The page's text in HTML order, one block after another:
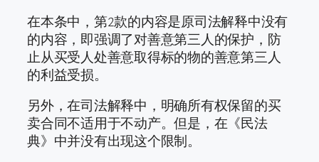
在本条中，第2款的内容是原司法解释中没有
的内容，即强调了对善意第三人的保护，防
止从买受人处善意取得标的物的善意第三人
的利益受损。
另外，在司法解释中，明确所有权保留的买
卖合同不适用于不动产。但是，在《民法
典》中并没有出现这个限制。